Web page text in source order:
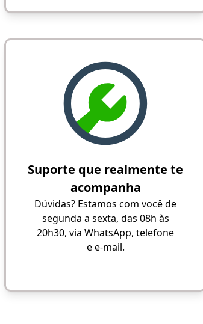
Suporte que realmente te
acompanha
Dúvidas? Estamos com você de
segunda a sexta, das 08h às
20h30, via WhatsApp, telefone
e e-mail.